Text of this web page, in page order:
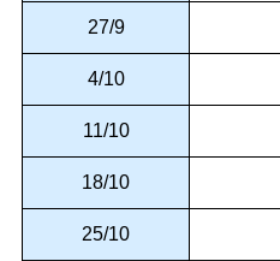
27/9
4/10
11/10
18/10
25/10